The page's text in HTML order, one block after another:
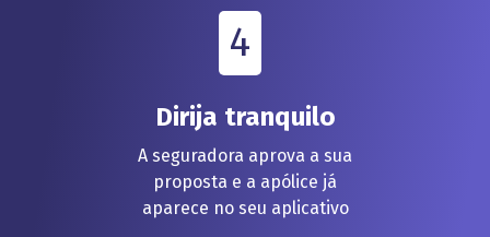
4
Dirija tranquilo
A seguradora aprova a sua
proposta e a apólice já
aparece no seu aplicativo